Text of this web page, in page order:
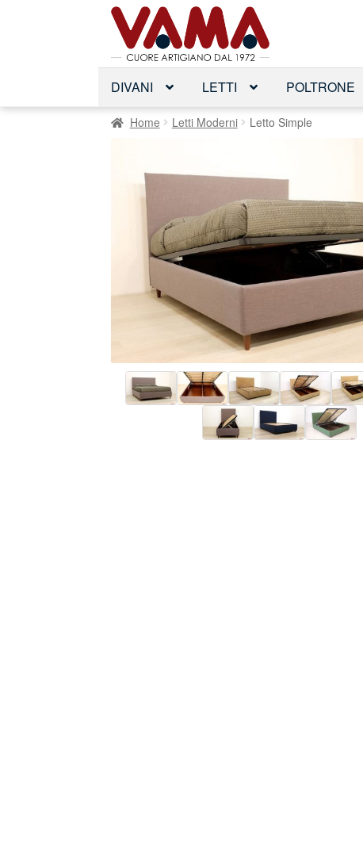
Vai
alla
navigazione
Vai
al
contenuto
DIVANI LETTI POLTRONE
Home Letti Moderni Letto Simple